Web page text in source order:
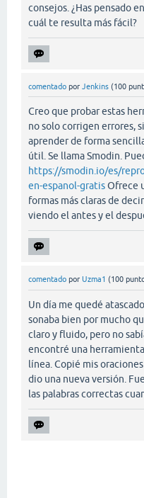
consejos. ¿Has pensado
cuál te resulta más fácil?
comentado por Jenkins (100
Creo que probar estas
no solo corrigen errores,
aprender de forma
útil. Se llama Smodin.
https://smodin.io/es/
en-espanol-gratisOfrece
formas más claras de
viendo el antes y el
comentado por Uzma1 (100
Un día me quedé
sonaba bien por mucho
claro y fluido, pero no
encontré una
línea. Copié mis
dio una nueva versión.
las palabras correctas